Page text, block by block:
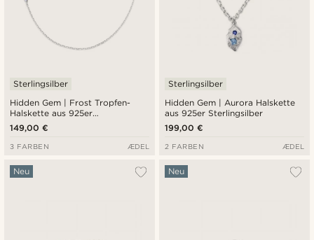
Hidden Gem | Frost Tropfen-
Halskette aus 925er
Sterlingsilber
Sterlingsilber
149,00 €
3 FARBEN ÆDEL
Hidden Gem | Aurora Halskette
aus 925er Sterlingsilber
Sterlingsilber
199,00 €
2 FARBEN ÆDEL
Neu Neu